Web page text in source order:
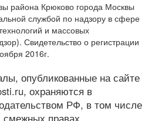
района Крюково города Москвы
службой по надзору в сфере
и массовых
Свидетельство о регистрации
2016г.
опубликованные на сайте
охраняются в
РФ, в том числе
правах.